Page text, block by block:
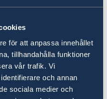
för att anpassa innehållet
tillhandahålla funktioner
vår trafik. Vi
och annan
sociala medier och
styrka sin identitet
annan
. Om endast en
med barnet vid
denne visa